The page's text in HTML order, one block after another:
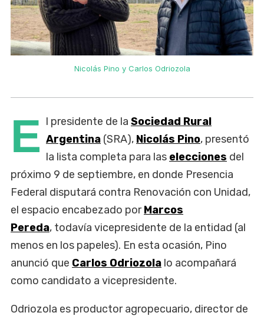
Nicolás Pino y Carlos Odriozola
E l presidente de la Sociedad Rural
Argentina (SRA), Nicolás Pino, presentó
la lista completa para las elecciones del
próximo 9 de septiembre, en donde Presencia
Federal disputará contra Renovación con Unidad,
el espacio encabezado porMarcos
Pereda, todavía vicepresidente de la entidad (al
menos en los papeles). En esta ocasión, Pino
anunció que Carlos Odriozola lo acompañará
como candidato a vicepresidente.
Odriozola es productor agropecuario, director de